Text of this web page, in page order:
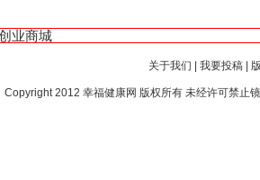
业商城
关于我们 我要投稿|
Copyright 2012 幸福健康网 版权所有 未经许可禁止